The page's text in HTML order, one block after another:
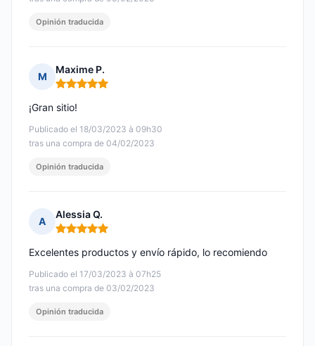
Opinión traducida
M
Maxime P.
Nota: 5 de 5
Publicado el 18/03/2023 à 09h30
tras una compra de 04/02/2023
¡Gran sitio!
Opinión traducida
A
Alessia Q.
Nota: 5 de 5
Publicado el 17/03/2023 à 07h25
tras una compra de 03/02/2023
Excelentes productos y envío rápido, lo recomiendo
Opinión traducida